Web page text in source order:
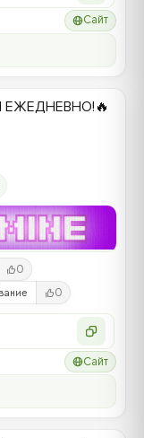
Сайт
ЕЖЕДНЕВНО!🔥
0
0
Сайт